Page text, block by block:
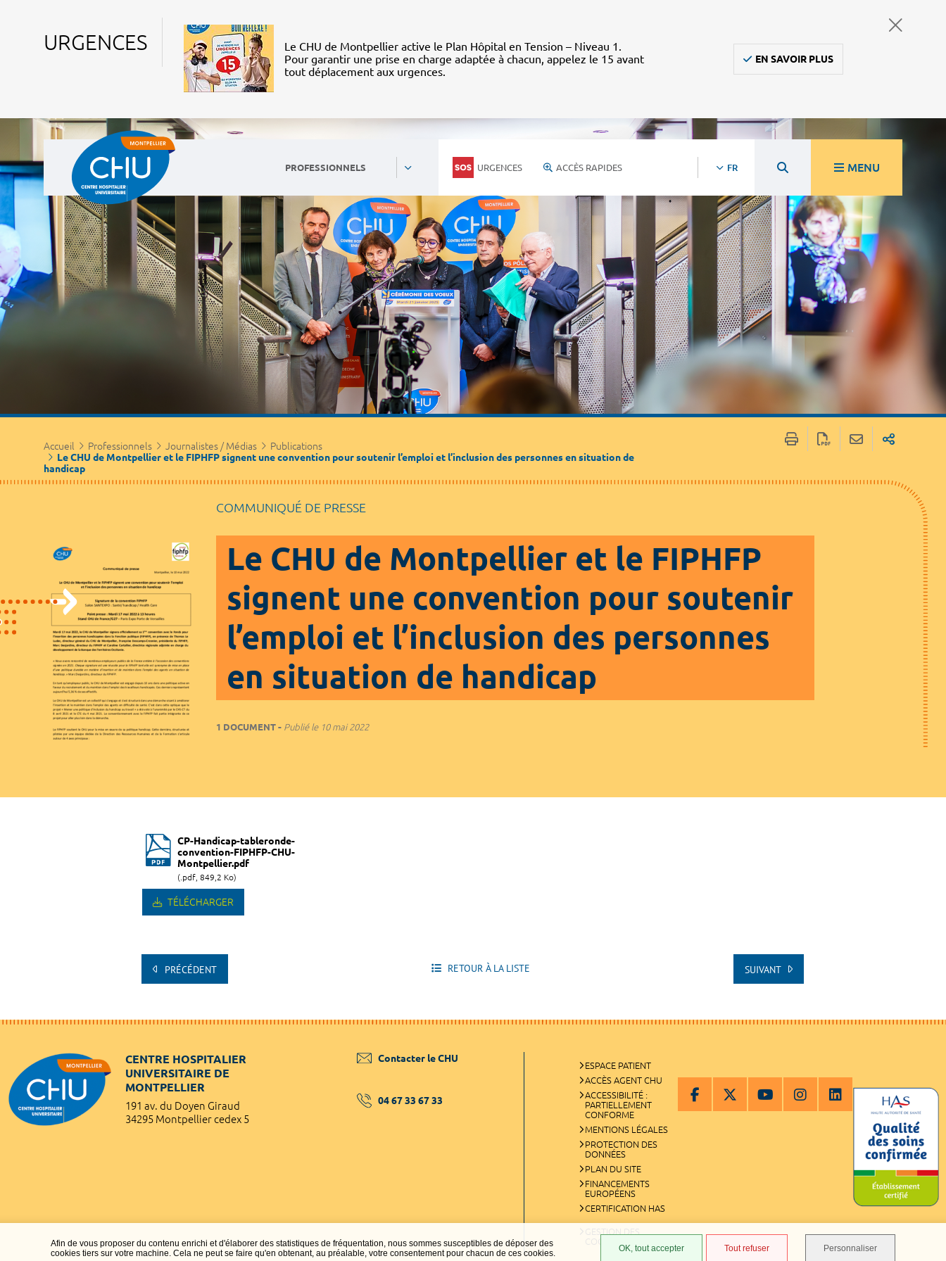
Afin de vous proposer du contenu enrichi et d'élaborer des statistiques de fréquentation, nous sommes susceptibles de déposer des
cookies tiers sur votre machine. Cela ne peut se faire qu'en obtenant, au préalable, votre consentement pour chacun de ces cookies.
OK, tout accepter Tout refuser Personnaliser
URGENCES
Le CHU de Montpellier active le Plan Hôpital en Tension – Niveau 1.
Pour garantir une prise en charge adaptée à chacun, appelez le 15 avant
tout déplacement aux urgences.
EN SAVOIR PLUS
PROFESSIONNELS URGENCES ACCÈS RAPIDES FR MENU
Personnels du CHU Nous rejoindre Ambulanciers, taxis, vsl
Médecine de ville Journalistes / Médias Marchés publics
Partenaires / Associations
Accueil Professionnels Journalistes / Médias
Publications
Le CHU de Montpellier et le FIPHFP signent une convention pour soutenir l’emploi et l’inclusion des personnes en situation de
handicap
COMMUNIQUÉ DE PRESSE
Le CHU de Montpellier et le FIPHFP
signent une convention pour soutenir
l’emploi et l’inclusion des personnes
en situation de handicap
1 DOCUMENT Publié le10 mai 2022
CP-Handicap-tableronde-
convention-FIPHFP-CHU-
Montpellier.pdf
(.pdf, 849,2 Ko)
TÉLÉCHARGER
PRÉCÉDENT RETOUR À LA LISTE SUIVANT
CENTRE HOSPITALIER
UNIVERSITAIRE DE
MONTPELLIER
191 av. du Doyen Giraud
34295 Montpellier cedex 5
Contacter le CHU
04 67 33 67 33
ESPACE PATIENT
ACCÈS AGENT CHU
ACCESSIBILITÉ :
PARTIELLEMENT
CONFORME
MENTIONS LÉGALES
PROTECTION DES
DONNÉES
PLAN DU SITE
FINANCEMENTS
EUROPÉENS
CERTIFICATION HAS
GESTION DES
COOKIES